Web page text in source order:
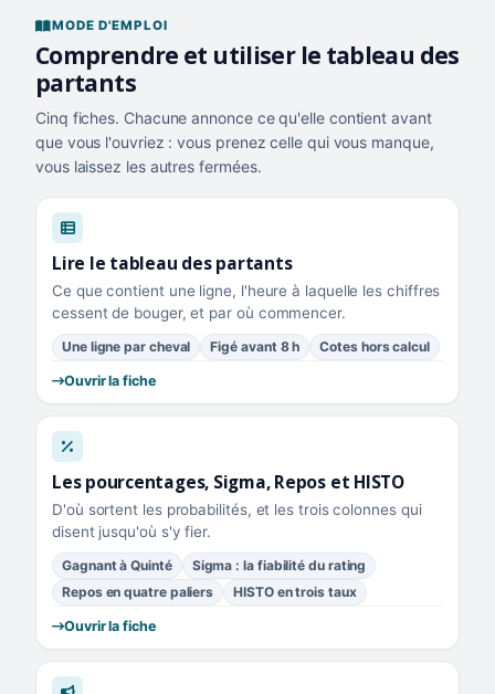
MODE D'EMPLOI
Comprendre et utiliser le tableau des
partants
Cinq fiches. Chacune annonce ce qu'elle contient avant
que vous l'ouvriez : vous prenez celle qui vous manque,
vous laissez les autres fermées.
Lire le tableau des partants
Ce que contient une ligne, l'heure à laquelle les chiffres
cessent de bouger, et par où commencer.
Une ligne par cheval Figé avant 8 h Cotes hors calcul
Ouvrir la fiche
Les pourcentages, Sigma, Repos et HISTO
D'où sortent les probabilités, et les trois colonnes qui
disent jusqu'où s'y fier.
Gagnant à Quinté
Sigma : la fiabilité du rating
Repos en quatre paliers
HISTO en trois taux
Ouvrir la fiche